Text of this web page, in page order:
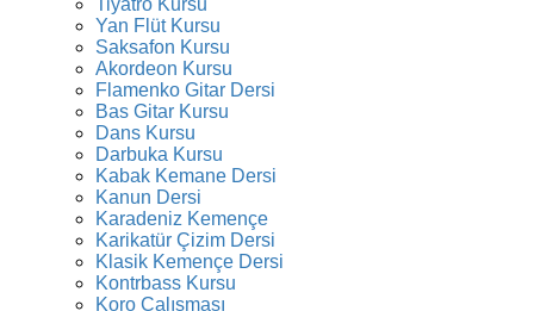
Yan Flüt Kursu
Saksafon Kursu
Akordeon Kursu
Flamenko Gitar Dersi
Bas Gitar Kursu
Dans Kursu
Darbuka Kursu
Kabak Kemane Dersi
Kanun Dersi
Karadeniz Kemençe
Karikatür Çizim Dersi
Klasik Kemençe Dersi
Kontrbass Kursu
Koro Çalışması